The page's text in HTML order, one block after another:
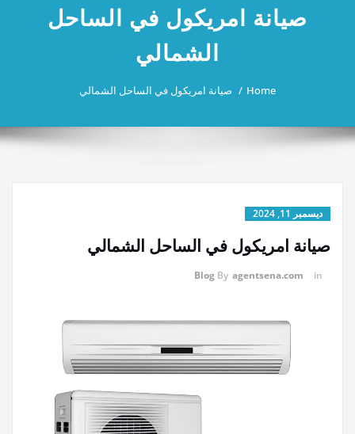
صيانة امريكول في الساحل
الشمالي
Home صيانة امريكول في الساحل الشمالي
ديسمبر 11, 2024
صيانة امريكول في الساحل الشمالي
By agentsena.com in
Blog